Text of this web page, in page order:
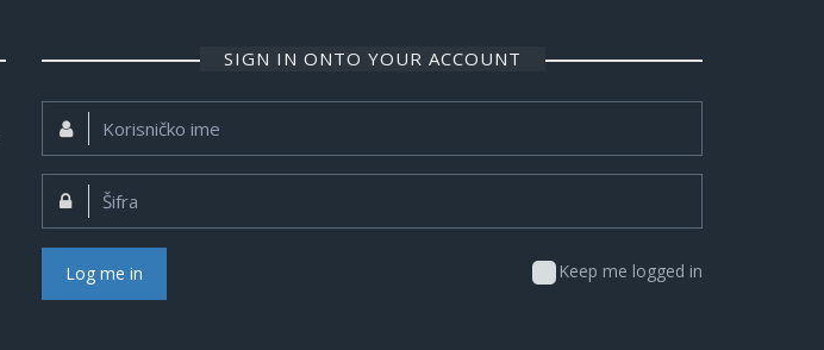
SIGN IN ONTO YOUR ACCOUNT
Korisničko
Šifra:
Keep me logged in
Log me in